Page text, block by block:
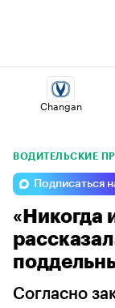
Changan
Esteo
Voyah
ВОДИТЕЛЬСКИЕ
Подписаться
«Никогда
Согласно